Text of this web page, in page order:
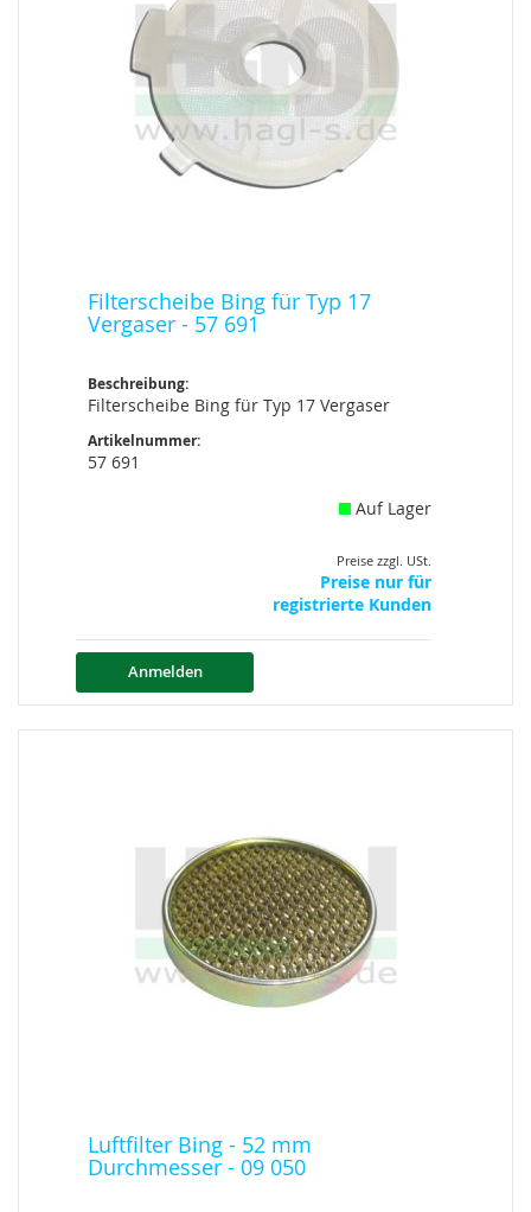
Filterscheibe Bing für Typ 17
Vergaser - 57 691
Beschreibung:
Filterscheibe Bing für Typ 17 Vergaser
Artikelnummer:
57 691
Auf Lager
Preise zzgl. USt.
Preise nur für
registrierte Kunden
Anmelden
Luftfilter Bing - 52 mm
Durchmesser - 09 050